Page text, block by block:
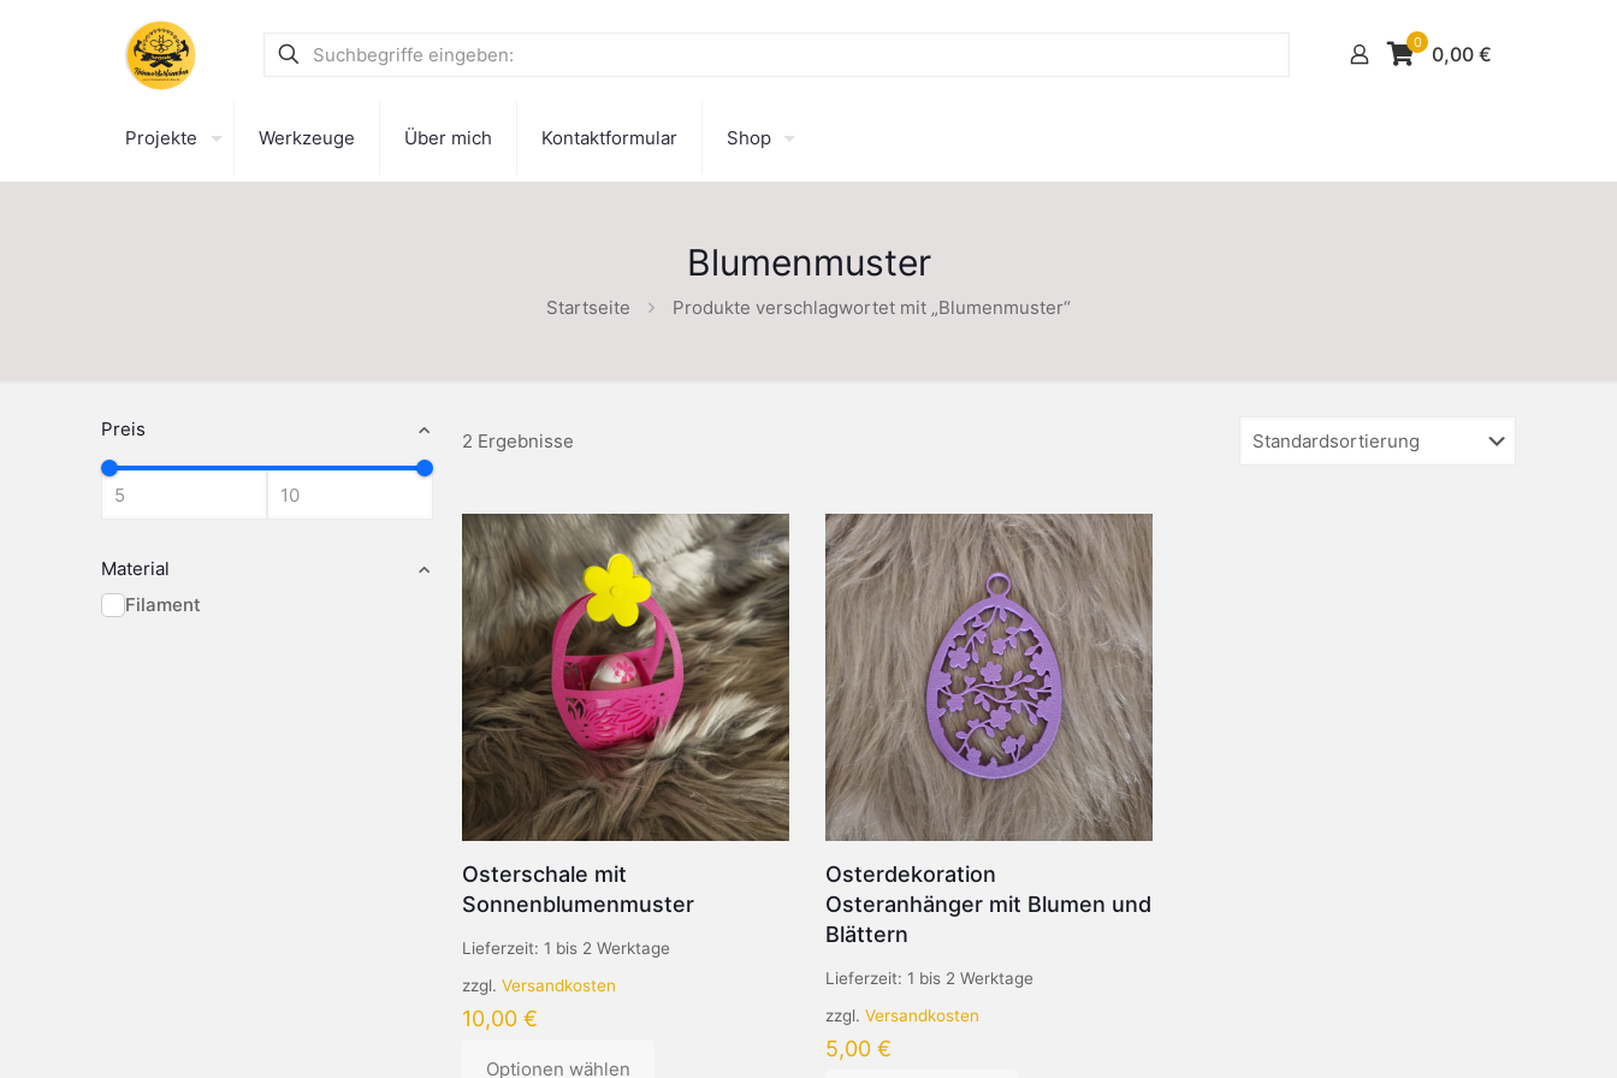
0 0,00 €
Projekte Werkzeuge Über mich Kontaktformular Shop
Blumenmuster
Startseite Produkte verschlagwortet mit „Blumenmuster“
Preis
Material
Filament
2 Ergebnisse
Osterschale mit
Sonnenblumenmuster
Lieferzeit: 1 bis 2 Werktage
zzgl. Versandkosten
10,00 €
Optionen wählen
Osterdekoration
Osteranhänger mit Blumen und
Blättern
Lieferzeit: 1 bis 2 Werktage
zzgl. Versandkosten
5,00 €